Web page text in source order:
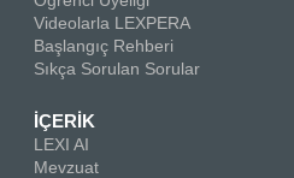
Videolarla LEXPERA
Başlangıç Rehberi
Sıkça Sorulan Sorular
İÇERİK
LEXI AI
Mevzuat